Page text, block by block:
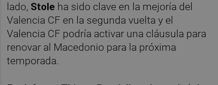
lado, Stole ha sido clave en la mejoría del
Valencia CF en la segunda vuelta y el
Valencia CF podría activar una cláusula para
renovar al Macedonio para la próxima
temporada.